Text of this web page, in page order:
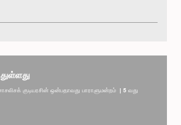
குடியரசின் ஒன்பதாவது பாராளுமன்றம் | 5 வது